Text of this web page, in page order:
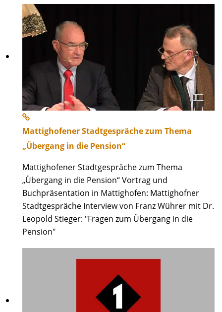
Mattighofener Stadtgespräche zum Thema
„Übergang in die Pension“
Mattighofener Stadtgespräche zum Thema
„Übergang in die Pension“ Vortrag und
Buchpräsentation in Mattighofen: Mattighofner
Stadtgespräche Interview von Franz Wührer mit Dr.
Leopold Stieger: "Fragen zum Übergang in die
Pension"